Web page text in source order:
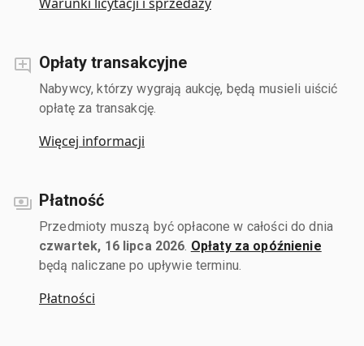
Opłaty transakcyjne
Nabywcy, którzy wygrają aukcję, będą musieli uiścić
opłatę za transakcję.
Więcej informacji
Płatność
Przedmioty muszą być opłacone w całości do dnia
czwartek, 16 lipca 2026 Opłaty za opóźnienie
będą naliczane po upływie terminu.
Płatności